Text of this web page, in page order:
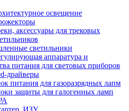
освещение
аксессуары для трековых
светильники
аппаратура и
питания для световых приборов
драйверы
питания для газоразрядных лапм
защиты для галогенных ламп
ИЗУ